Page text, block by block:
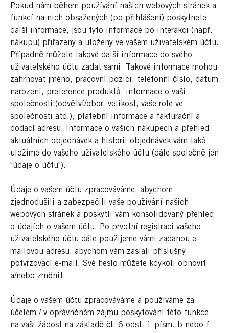
Pokud nám během používání našich webových stránek a
funkcí na nich obsažených (po přihlášení) poskytnete
další informace, jsou tyto informace po interakci (např.
nákupu) přiřazeny a uloženy ve vašem uživatelském účtu.
Případně můžete takové další informace do svého
uživatelského účtu zadat sami. Takové informace mohou
zahrnovat jméno, pracovní pozici, telefonní číslo, datum
narození, preference produktů, informace o vaší
společnosti (odvětví/obor, velikost, vaše role ve
společnosti atd.), platební informace a fakturační a
dodací adresu. Informace o vašich nákupech a přehled
aktuálních objednávek a historii objednávek vám také
uložíme do vašeho uživatelského účtu (dále společně jen
"údaje o účtu").
Údaje o vašem účtu zpracováváme, abychom
zjednodušili a zabezpečili vaše používání našich
webových stránek a poskytli vám konsolidovaný přehled
o údajích o vašem účtu. Po prvotní registraci vašeho
uživatelského účtu dále použijeme vámi zadanou e-
mailovou adresu, abychom vám zaslali příslušný
potvrzovací e-mail. Své heslo můžete kdykoli obnovit
a/nebo změnit.
Údaje o vašem účtu zpracováváme a používáme za
účelem / v oprávněném zájmu poskytování této funkce
na vaši žádost na základě čl. 6 odst. 1 písm. b nebo f